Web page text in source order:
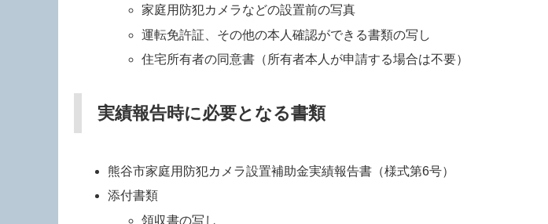
家庭用防犯カメラなどの設置前の写真
運転免許証、その他の本人確認ができる書類の写し
住宅所有者の同意書（所有者本人が申請する場合は不要）
実績報告時に必要となる書類
熊谷市家庭用防犯カメラ設置補助金実績報告書（様式第6号）
添付書類
領収書の写し